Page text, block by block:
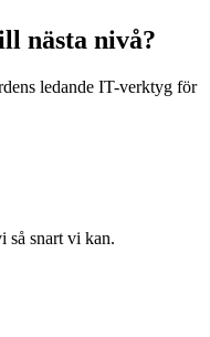
nästa nivå?
ledande IT-verktyg för
så snart vi kan.